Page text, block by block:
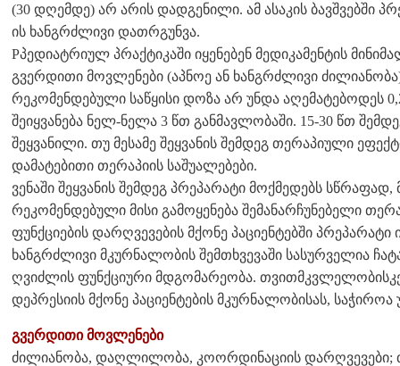
(30 დღემდე) არ არის დადგენილი. ამ ასაკის ბავშვებში
ის ხანგრძლივი დათრგუნვა.
Pპედიატრიულ პრაქტიკაში იყენებენ მედიკამენტის
გვერდითი მოვლენები (აპნოე ან ხანგრძლივი ძილიანობა).
რეკომენდებული საწყისი დოზა არ უნდა აღემატებოდეს
შეიყვანება ნელ-ნელა 3 წთ განმავლობაში. 15-30 წთ
შეყვანილი. თუ მესამე შეყვანის შემდეგ თერაპიული
დამატებითი თერაპიის საშუალებები.
ვენაში შეყვანის შემდეგ პრეპარატი მოქმედებს
რეკომენდებული მისი გამოყენება შემანარჩუნებელი
ფუნქციების დარღვევების მქონე პაციენტებში
ხანგრძლივი მკურნალობის შემთხვევაში სასურველია
ღვიძლის ფუნქციური მდგომარეობა.
დეპრესიის მქონე პაციენტების მკურნალობისას,
გვერდითი მოვლენები
ძილიანობა, დაღლილობა, კოორდინაციის